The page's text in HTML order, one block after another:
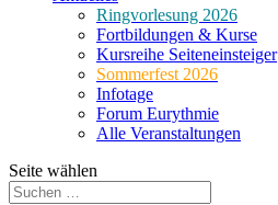
Ringvorlesung 2026
Fortbildungen & Kurse
Kursreihe Seiteneinsteiger
Sommerfest 2026
Infotage
Forum Eurythmie
Alle Veranstaltungen
Seite wählen